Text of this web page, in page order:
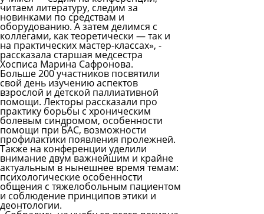
читаем литературу, следим за
новинками по средствам и
оборудованию. А затем делимся с
коллегами, как теоретически — так и
на практических мастер-классах», -
рассказала старшая медсестра
Хосписа Марина Сафронова.
Больше 200 участников посвятили
свой день изучению аспектов
взрослой и детской паллиативной
помощи. Лекторы рассказали про
практику борьбы с хроническим
болевым синдромом, особенности
помощи при БАС, возможности
профилактики появления пролежней.
Также на конференции уделили
внимание двум важнейшим и крайне
актуальным в нынешнее время темам:
психологические особенности
общения с тяжелобольным пациентом
и соблюдение принциповэтики и
деонтологии.